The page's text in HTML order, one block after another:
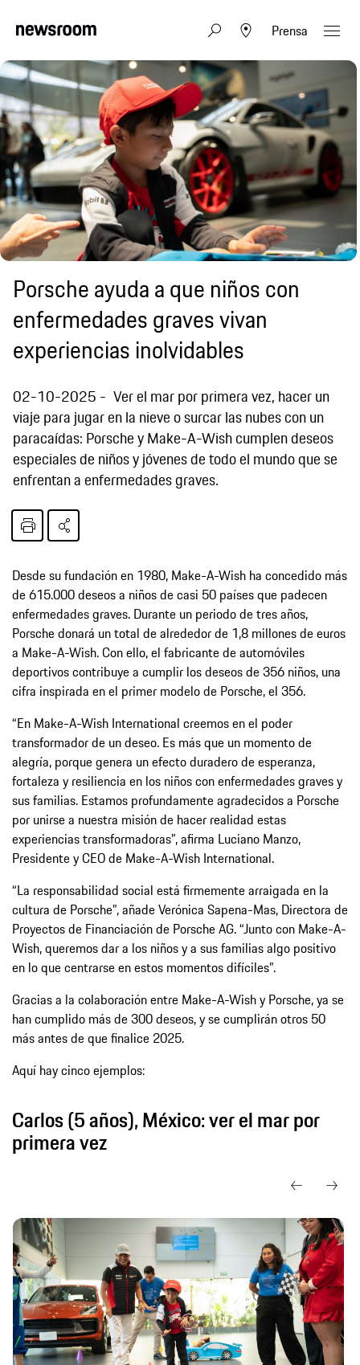
Prensa
Porsche ayuda a que niños con
enfermedades graves vivan
experiencias inolvidables
02-10-2025
Ver el mar por primera vez, hacer un
viaje para jugar en la nieve o surcar las nubes con un
paracaídas: Porsche y Make-A-Wish cumplen deseos
especiales de niños y jóvenes de todo el mundo que se
enfrentan a enfermedades graves.
Desde su fundación en 1980, Make-A-Wish ha concedido más
de 615.000 deseos a niños de casi 50 países que padecen
enfermedades graves. Durante un periodo de tres años,
Porsche donará un total de alrededor de 1,8 millones de euros
a Make-A-Wish. Con ello, el fabricante de automóviles
deportivos contribuye a cumplir los deseos de 356 niños, una
cifra inspirada en el primer modelo de Porsche, el 356.
“En Make-A-Wish International creemos en el poder
transformador de un deseo. Es más que un momento de
alegría, porque genera un efecto duradero de esperanza,
fortaleza y resiliencia en los niños con enfermedades graves y
sus familias. Estamos profundamente agradecidos a Porsche
por unirse a nuestra misión de hacer realidad estas
experiencias transformadoras”, afirma Luciano Manzo,
Presidente y CEO de Make-A-Wish International.
“La responsabilidad social está firmemente arraigada en la
cultura de Porsche”, añade Verónica Sapena-Mas, Directora de
Proyectos de Financiación de Porsche AG. “Junto con Make-A-
Wish, queremos dar a los niños y a sus familias algo positivo
en lo que centrarse en estos momentos difíciles”.
Gracias a la colaboración entre Make-A-Wish y Porsche, ya se
han cumplido más de 300 deseos, y se cumplirán otros 50
más antes de que finalice 2025.
Aquí hay cinco ejemplos:
Carlos (5 años), México: ver el mar por
primera vez